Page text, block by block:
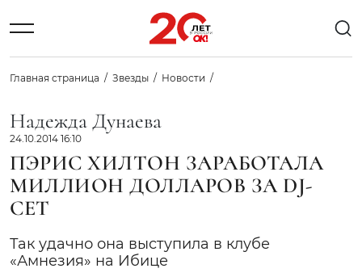
Главная страница Звезды Новости
Надежда Дунаева
24.10.2014 16:10
ПЭРИС ХИЛТОН ЗАРАБОТАЛА
МИЛЛИОН ДОЛЛАРОВ ЗА DJ-
СЕТ
Так удачно она выступила в клубе
«Амнезия» на Ибице